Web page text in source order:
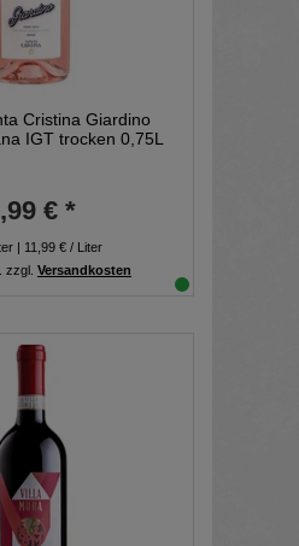
Cristina Giardino
IGT trocken 0,75L
€ *
| 11,99 € / Liter
zzgl. Versandkosten